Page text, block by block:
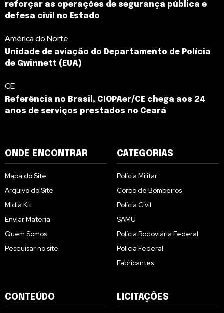
reforçar as operações de segurança pública e
defesa civil no Estado
América do Norte
Unidade de aviação do Departamento de Polícia
de Gwinnett (EUA)
CE
Referência no Brasil, CIOPAer/CE chega aos 24
anos de serviços prestados no Ceará
ONDE ENCONTRAR
Mapa do Site
Arquivo do Site
Midia Kit
Enviar Matéria
Quem Somos
Pesquisar no site
CATEGORIAS
Polícia Militar
Corpo de Bombeiros
Polícia Civil
SAMU
Polícia Rodoviária Federal
Polícia Federal
Fabricantes
CONTEÚDO LICITAÇÕES